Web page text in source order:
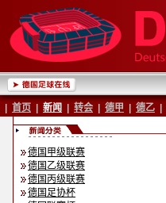
首页 新闻 转会 德甲 德乙
德国甲级联赛
德国乙级联赛
德国丙级联赛
德国足协杯